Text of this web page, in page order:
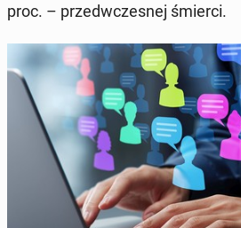
proc. – przed­wcze­snej śmierci.